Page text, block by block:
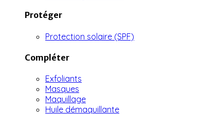
Protéger
Protection solaire (SPF)
Compléter
Exfoliants
Masques
Maquillage
Huile démaquillante